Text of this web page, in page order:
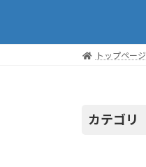
トップページ
カテゴリ